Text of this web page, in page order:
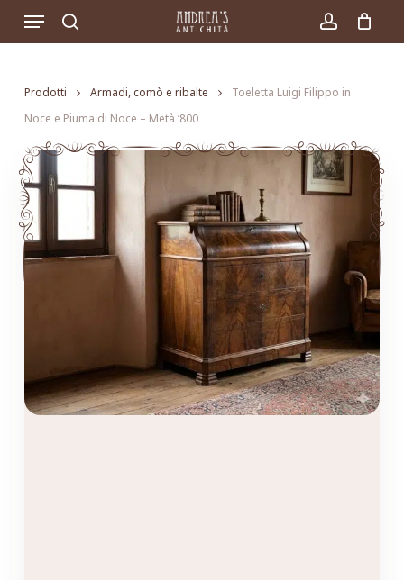
search account
Menu
Prodotti Armadi, comò e ribalte
Toeletta Luigi Filippo in
Noce e Piuma di Noce – Metà ‘800